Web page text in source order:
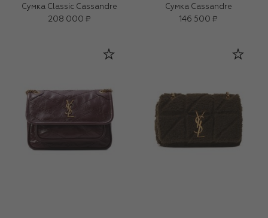
Сумка Classic Cassandre
208 000 ₽
Сумка Cassandre
146 500 ₽